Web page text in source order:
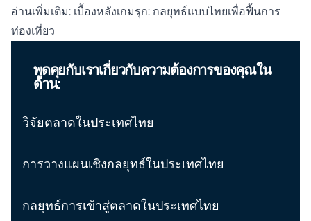
อ่านเพิ่มเติม: เบื้องหลังเกมรุก: กลยุทธ์แบบไทยเพื่อฟื้นการ
ท่องเที่ยว
พูดคุยกับเราเกี่ยวกับความต้องการของคุณใน
ด้าน:
วิจัยตลาดในประเทศไทย
การวางแผนเชิงกลยุทธ์ในประเทศไทย
กลยุทธ์การเข้าสู่ตลาดในประเทศไทย